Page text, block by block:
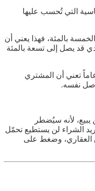
التي تُحسب عليها
بالمئة، فهذا يعني أن
قد يصل إلى تسعة بالمئة
تعني أن المشتري
نفسه.
لأنه سيُضطر
الشراء لن يستطيع تحمّل
العقاري، وضغط على